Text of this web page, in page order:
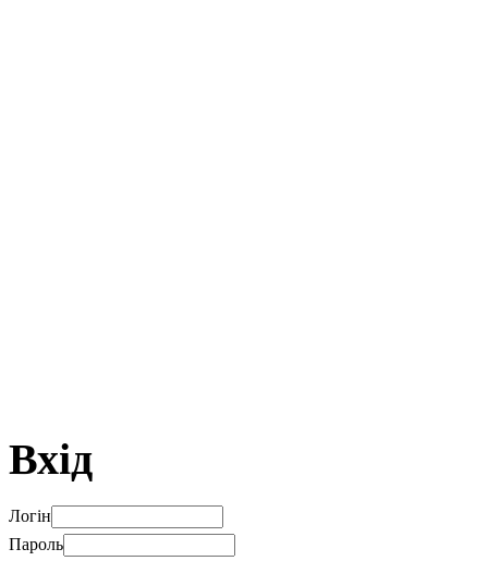
Вхід
Логін
Пароль